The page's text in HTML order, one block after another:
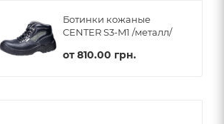
Ботинки кожаные
CENTER S3-M1 /металл/
от810.00 грн.